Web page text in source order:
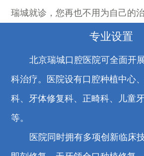
瑞城就诊，您再也不用为自己的
专业设置
北京瑞城口腔医院可全面开
科治疗。医院设有口腔种植中心
科、牙体修复科、正畸科、儿童
等。
医院同时拥有多项创新临床